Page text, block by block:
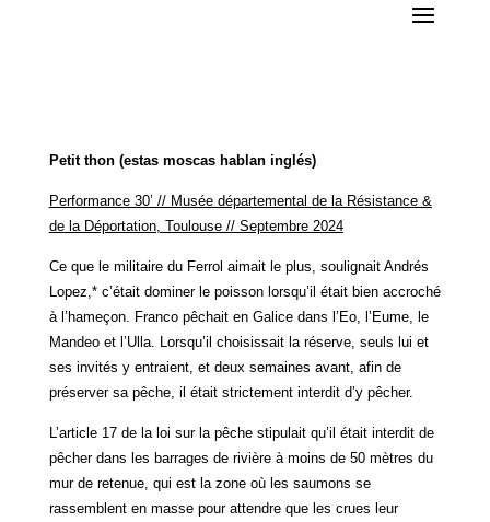
Petit thon (estas moscas hablan inglés)
Performance 30’ // Musée départemental de la Résistance &
de la Déportation, Toulouse // Septembre 2024
Ce que le militaire du Ferrol aimait le plus, soulignait Andrés
Lopez,* c’était dominer le poisson lorsqu’il était bien accroché
à l’hameçon. Franco pêchait en Galice dans l’Eo, l’Eume, le
Mandeo et l’Ulla. Lorsqu’il choisissait la réserve, seuls lui et
ses invités y entraient, et deux semaines avant, afin de
préserver sa pêche, il était strictement interdit d’y pêcher.
L’article 17 de la loi sur la pêche stipulait qu’il était interdit de
pêcher dans les barrages de rivière à moins de 50 mètres du
mur de retenue, qui est la zone où les saumons se
rassemblent en masse pour attendre que les crues leur